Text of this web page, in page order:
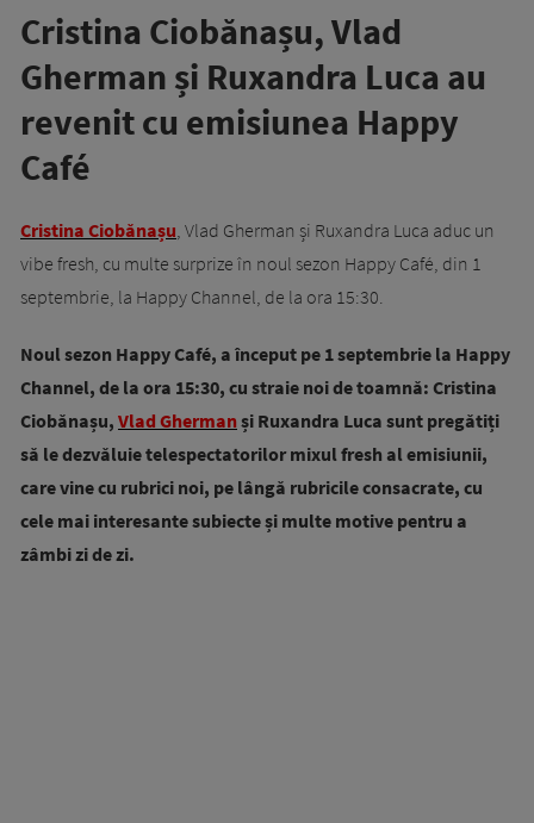
Cristina Ciobănașu, Vlad
Gherman și Ruxandra Luca au
revenit cu emisiunea Happy
Café
Cristina Ciobănașu , Vlad Gherman și Ruxandra Luca aduc un
vibe fresh, cu multe surprize în noul sezon Happy Café, din 1
septembrie, la Happy Channel, de la ora 15:30.
Noul sezon Happy Café, a început pe 1 septembrie la Happy
Channel, de la ora 15:30, cu straie noi de toamnă: Cristina
Ciobănașu, Vlad Ghermanși Ruxandra Luca sunt pregătiți
să le dezvăluie telespectatorilor mixul fresh al emisiunii,
care vine cu rubrici noi, pe lângă rubricile consacrate, cu
cele mai interesante subiecte și multe motive pentru a
zâmbi zi de zi.